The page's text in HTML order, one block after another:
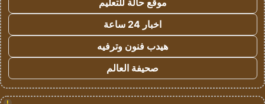
موقع حالة للتعليم
اخبار 24 ساعة
هيدب فنون وترفيه
صحيفة العالم